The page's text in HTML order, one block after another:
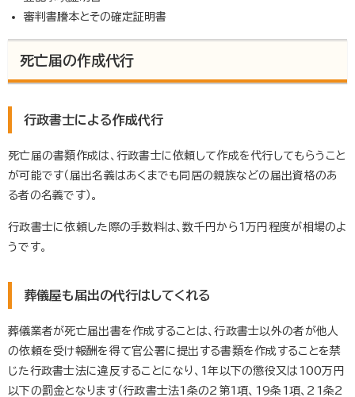
審判書謄本とその確定証明書
死亡届の作成代行
行政書士による作成代行
死亡届の書類作成は、行政書士に依頼して作成を代行してもらうこと
が可能です（届出名義はあくまでも同居の親族などの届出資格のあ
る者の名義です）。
行政書士に依頼した際の手数料は、数千円から1万円程度が相場のよ
うです。
葬儀屋も届出の代行はしてくれる
葬儀業者が死亡届出書を作成することは、行政書士以外の者が他人
の依頼を受け報酬を得て官公署に提出する書類を作成することを禁
じた行政書士法に違反することになり、1年以下の懲役又は100万円
以下の罰金となります（行政書士法1条の2第1項、19条1項、21条2